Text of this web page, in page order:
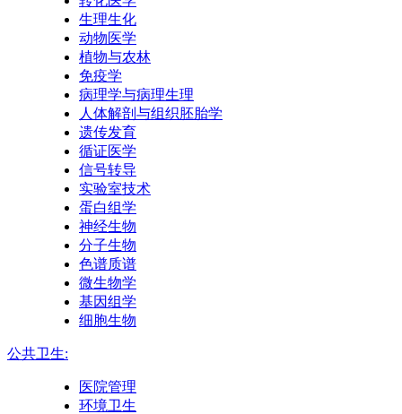
生理生化
动物医学
植物与农林
免疫学
病理学与病理生理
人体解剖与组织胚胎学
遗传发育
循证医学
信号转导
实验室技术
蛋白组学
神经生物
分子生物
色谱质谱
微生物学
基因组学
细胞生物
公共卫生:
医院管理
环境卫生